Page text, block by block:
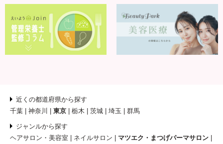
近くの都道府県から探す
千葉
神奈川 東京 栃木 茨城 埼玉 群馬
ジャンルから探す
ヘアサロン・美容室
ネイルサロン マツエク・まつげパーマサロン